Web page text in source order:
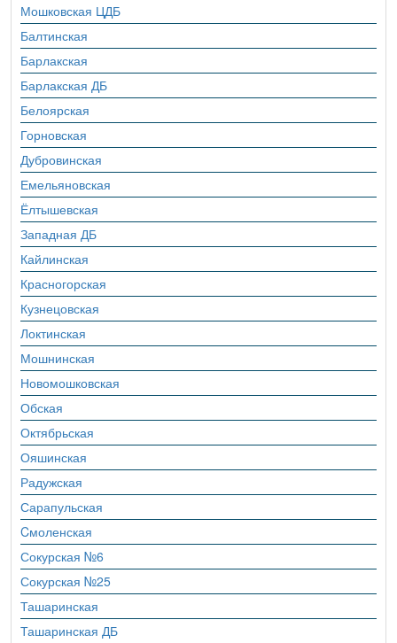
Мошковская ЦДБ
Балтинская
Барлакская
Барлакская ДБ
Белоярская
Горновская
Дубровинская
Емельяновская
Ёлтышевская
Западная ДБ
Кайлинская
Красногорская
Кузнецовская
Локтинская
Мошнинская
Новомошковская
Обская
Октябрьская
Ояшинская
Радужская
Сарапульская
Cмоленская
Сокурская №6
Сокурская №25
Ташаринская
Ташаринская ДБ